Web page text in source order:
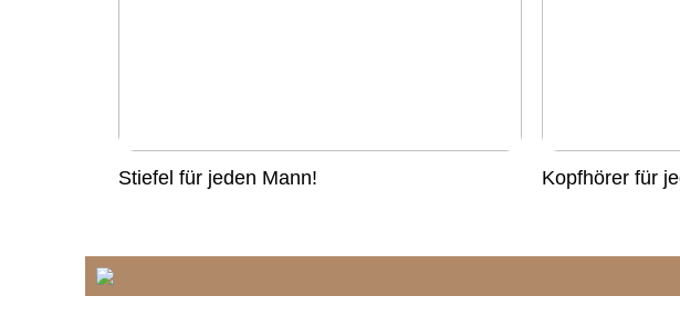
Stiefel für jeden Mann! Kopfhörer für